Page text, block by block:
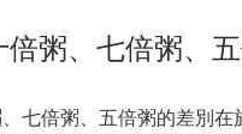
倍粥、七倍粥、
七倍粥、五倍粥的差別在